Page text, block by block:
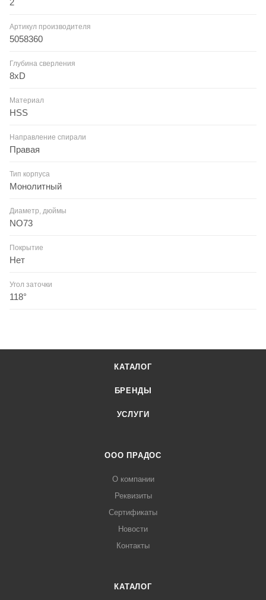
2
Артикул производителя
5058360
Глубина сверления
8xD
Материал
HSS
Направление спирали
Правая
Тип корпуса
Монолитный
Диаметр, дюймы
NO73
Покрытие
Нет
Угол заточки
118°
КАТАЛОГ
БРЕНДЫ
УСЛУГИ
ООО ПРАДОС
О компании
Реквизиты
Сертификаты
Новости
Контакты
КАТАЛОГ